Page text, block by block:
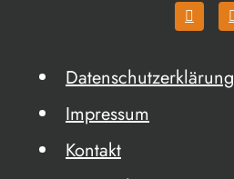
Datenschutzerklärung
Impressum
Kontakt